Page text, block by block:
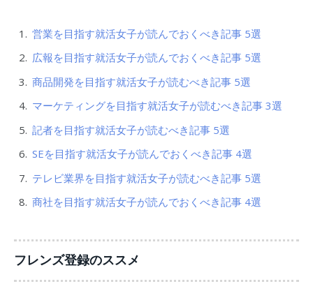
営業を目指す就活女子が読んでおくべき記事 5選
広報を目指す就活女子が読んでおくべき記事 5選
商品開発を目指す就活女子が読むべき記事 5選
マーケティングを目指す就活女子が読むべき記事 3選
記者を目指す就活女子が読むべき記事 5選
SEを目指す就活女子が読んでおくべき記事 4選
テレビ業界を目指す就活女子が読むべき記事 5選
商社を目指す就活女子が読んでおくべき記事 4選
フレンズ登録のススメ